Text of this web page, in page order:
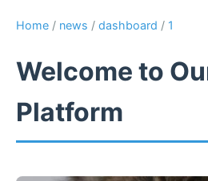
Home / news / dashboard / 1
Welcome to
Platform